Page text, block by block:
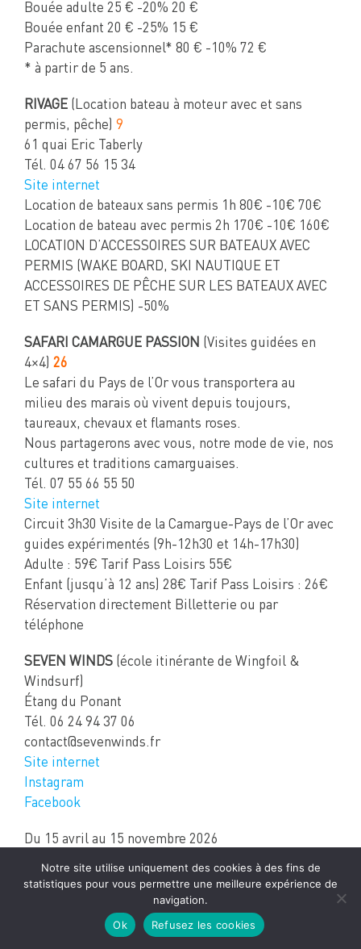
Bouée adulte 25 € -20% 20 €
Bouée enfant 20 € -25% 15 €
Parachute ascensionnel* 80 € -10% 72 €
* à partir de 5 ans.
RIVAGE (Location bateau à moteur avec et sans
permis, pêche) 9
61 quai Eric Taberly
Tél. 04 67 56 15 34
Site internet
Location de bateaux sans permis 1h 80€ -10€ 70€
Location de bateau avec permis 2h 170€ -10€ 160€
LOCATION D’ACCESSOIRES SUR BATEAUX AVEC
PERMIS (WAKE BOARD, SKI NAUTIQUE ET
ACCESSOIRES DE PÊCHE SUR LES BATEAUX AVEC
ET SANS PERMIS) -50%
SAFARI CAMARGUE PASSION (Visites guidées en
4×4) 26
Le safari du Pays de l’Or vous transportera au
milieu des marais où vivent depuis toujours,
taureaux, chevaux et flamants roses.
Nous partagerons avec vous, notre mode de vie, nos
cultures et traditions camarguaises.
Tél. 07 55 66 55 50
Site internet
Circuit 3h30 Visite de la Camargue-Pays de l’Or avec
guides expérimentés (9h-12h30 et 14h-17h30)
Adulte : 59€ Tarif Pass Loisirs 55€
Enfant (jusqu’à 12 ans) 28€ Tarif Pass Loisirs : 26€
Réservation directement Billetterie ou par
téléphone
SEVEN WINDS (école itinérante de Wingfoil &
Windsurf)
Étang du Ponant
Tél. 06 24 94 37 06
contact@sevenwinds.fr
Site internet
Instagram
Facebook
Du 15 avril au 15 novembre 2026
Les cours de wingfoil et windsurf (planche à voile)
sont ouverts à 4 personnes au maximum.
Enfants à partir de 12 ans et 40kg
Mistral : Cours 2h30 : 120€ -10% 108€
Notre site utilise uniquement des cookies à des fins de
statistiques pour vous permettre une meilleure expérience de
navigation.
Ok
Refusez les cookies